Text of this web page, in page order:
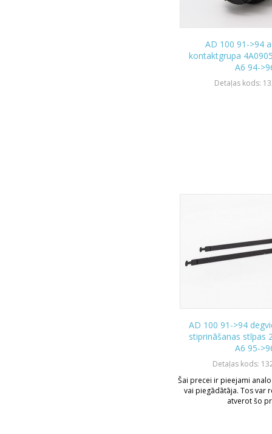
AD 100 91->94
kontaktgrupa
A6 94-
Detaļas kods:
AD 100 91->94
stiprināšanas stīpas
A6 95-
Detaļas kods:
Šai precei ir pieejami
vai piegādātāja. Tos var
atverot šo